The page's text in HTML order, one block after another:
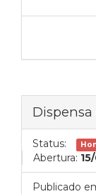
Status:
Abertura:
Publicado